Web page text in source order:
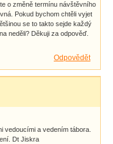
o změně termínu návštěvního
Pokud bychom chtěli vyjet
se to takto sejde každý
neděli? Děkuji za odpověď.
Odpovědět
vedoucími a vedením tábora.
Dt Jiskra